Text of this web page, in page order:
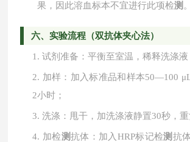
果，因此溶血标本不宜进行此项检测 。
六、实验流程（双抗体夹心法）
1.试剂准备：平衡至室温，稀释洗涤液
2. 加样：加入标准品和样本50—100
2小时；
3.洗涤：甩干，加洗涤液静置30秒，
4. 加检测抗体：加入 HRP标记检测 抗